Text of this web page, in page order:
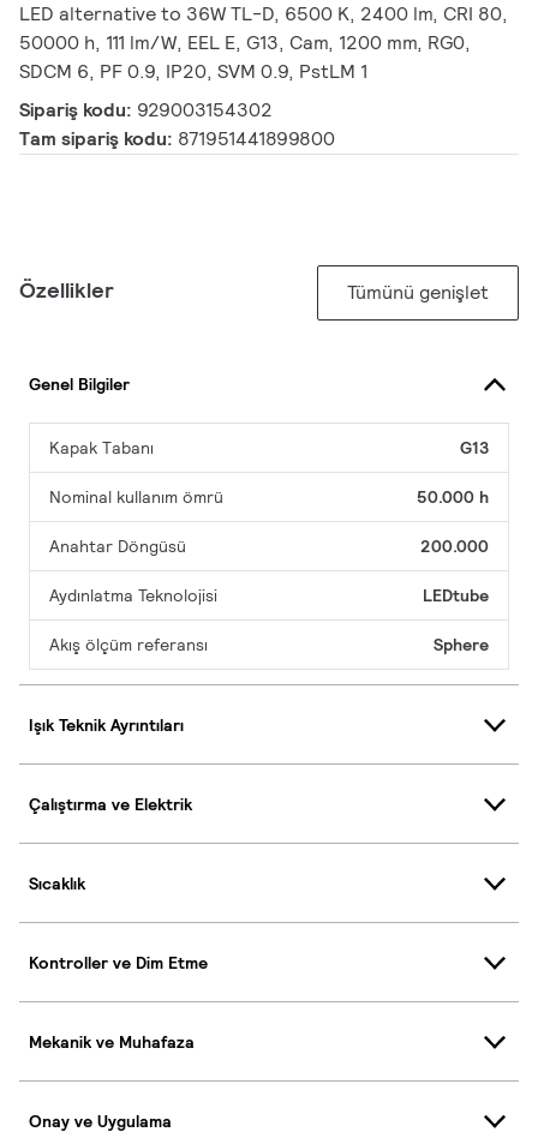
LED alternative to 36W TL-D, 6500 K, 2400 lm, CRI 80,
50000 h, 111 lm/W, EEL E, G13, Cam, 1200 mm, RG0,
SDCM 6, PF 0.9, IP20, SVM 0.9, PstLM 1
Sipariş kodu: 929003154302
Tam sipariş kodu: 871951441899800
Özellikler Tümünü genişlet
Genel Bilgiler
Kapak Tabanı G13
Nominal kullanım ömrü 50.000 h
Anahtar Döngüsü 200.000
Aydınlatma Teknolojisi LEDtube
Akış ölçüm referansı Sphere
Işık Teknik Ayrıntıları
Çalıştırma ve Elektrik
Sıcaklık
Kontroller ve Dim Etme
Mekanik ve Muhafaza
Onay ve Uygulama